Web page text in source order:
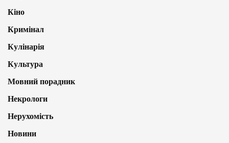
Кіно
Кримінал
Кулінарія
Культура
Мовний порадник
Некрологи
Нерухомість
Новини